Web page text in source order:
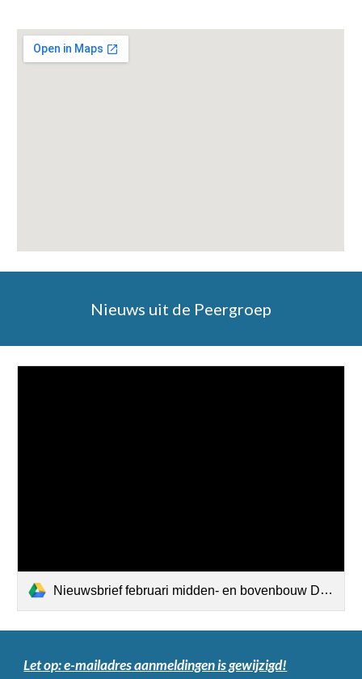
Nieuws uit de Peergroep
Nieuwsbrief februari midden- en bovenbouw Dolfijnpeergroep.pdf
Let op: e-mailadres aanmeldingen is gewijzigd!